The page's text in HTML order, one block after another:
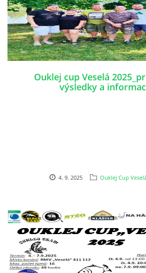
Ouklej cup Veselá
výsledky a
4. 9. 2025 Ouklej Cup